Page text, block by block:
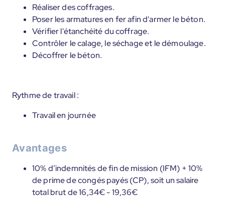
Réaliser des coffrages.
Poser les armatures en fer afin d'armer le béton.
Vérifier l'étanchéité du coffrage.
Contrôler le calage, le séchage et le démoulage.
Décoffrer le béton.
Rythme de travail :
Travail en journée
Avantages
10% d’indemnités de fin de mission (IFM) + 10%
de prime de congés payés (CP), soit un salaire
total brut de 16,34€ - 19,36€